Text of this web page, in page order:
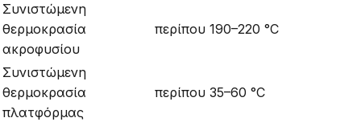
Συνιστώμενη
θερμοκρασία
ακροφυσίου
περίπου 190–220 °C
Συνιστώμενη
θερμοκρασία
πλατφόρμας
περίπου 35–60 °C